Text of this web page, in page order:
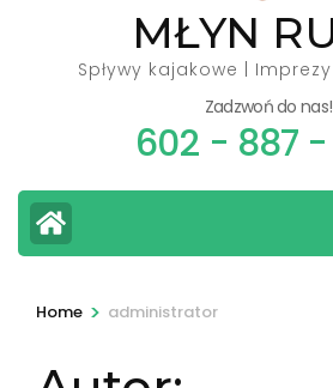
MŁYN
Spływy kajakowe |
Zadzwoń do nas!
602 - 887
Home > administrator